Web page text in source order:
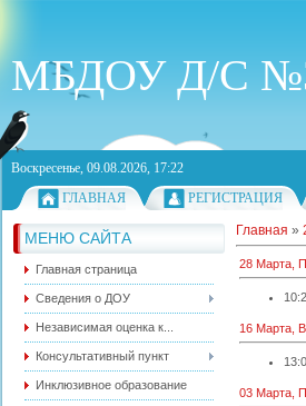
МБДОУ Д/С
Воскресенье, 09.08.2026, 17:22
ГЛАВНАЯ
РЕГИСТРАЦИЯ
МЕНЮ САЙТА
Главная страница
Сведения о ДОУ
Независимая оценка к...
Консультативный пункт
Инклюзивное образование
Главная »
28 Марта,
16 Марта,
03 Марта,